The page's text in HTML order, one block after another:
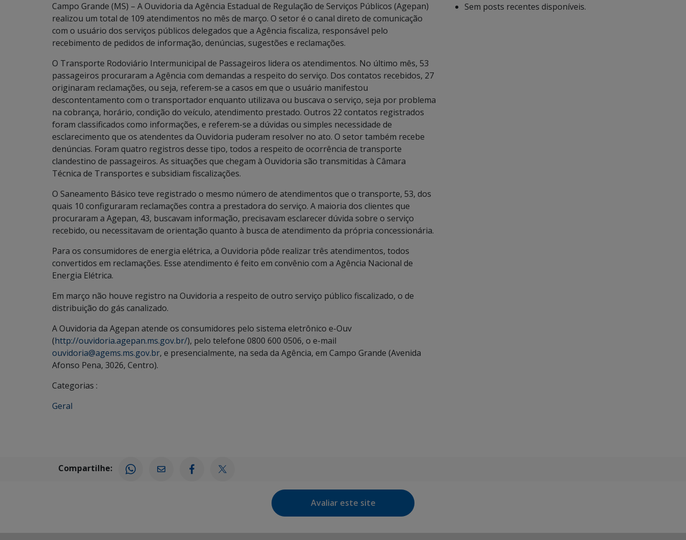
Campo Grande (MS) – A Ouvidoria da Agência Estadual de Regulação de Serviços Públicos (Agepan)
realizou um total de 109 atendimentos no mês de março. O setor é o canal direto de comunicação
com o usuário dos serviços públicos delegados que a Agência fiscaliza, responsável pelo
recebimento de pedidos de informação, denúncias, sugestões e reclamações.
O Transporte Rodoviário Intermunicipal de Passageiros lidera os atendimentos. No último mês, 53
passageiros procuraram a Agência com demandas a respeito do serviço. Dos contatos recebidos, 27
originaram reclamações, ou seja, referem-se a casos em que o usuário manifestou
descontentamento com o transportador enquanto utilizava ou buscava o serviço, seja por problema
na cobrança, horário, condição do veículo, atendimento prestado. Outros 22 contatos registrados
foram classificados como informações, e referem-se a dúvidas ou simples necessidade de
esclarecimento que os atendentes da Ouvidoria puderam resolver no ato. O setor também recebe
denúncias. Foram quatro registros desse tipo, todos a respeito de ocorrência de transporte
clandestino de passageiros. As situações que chegam à Ouvidoria são transmitidas à Câmara
Técnica de Transportes e subsidiam fiscalizações.
O Saneamento Básico teve registrado o mesmo número de atendimentos que o transporte, 53, dos
quais 10 configuraram reclamações contra a prestadora do serviço. A maioria dos clientes que
procuraram a Agepan, 43, buscavam informação, precisavam esclarecer dúvida sobre o serviço
recebido, ou necessitavam de orientação quanto à busca de atendimento da própria concessionária.
Para os consumidores de energia elétrica, a Ouvidoria pôde realizar três atendimentos, todos
convertidos em reclamações. Esse atendimento é feito em convênio com a Agência Nacional de
Energia Elétrica.
Em março não houve registro na Ouvidoria a respeito de outro serviço público fiscalizado, o de
distribuição do gás canalizado.
A Ouvidoria da Agepan atende os consumidores pelo sistema eletrônico e-Ouv
(http://ouvidoria.agepan.ms.gov.br/), pelo telefone 0800 600 0506, o e-mail
ouvidoria@agems.ms.gov.br, e presencialmente, na seda da Agência, em Campo Grande (Avenida
Afonso Pena, 3026, Centro).
Categorias :
Geral
Sem posts recentes disponíveis.
Compartilhe:
Avaliar este site